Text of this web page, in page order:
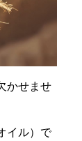
かせませ
イル）で